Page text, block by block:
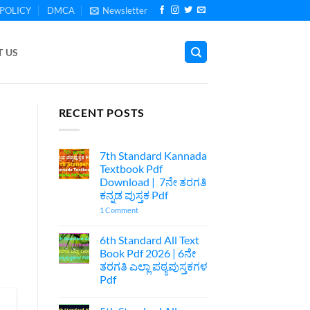
DMCA Newsletter
US
RECENT POSTS
7th Standard Kannada
Textbook Pdf
Download | 7ನೇ ತರಗತಿ
ಕನ್ನಡ ಪುಸ್ತಕ Pdf
1 Commenton
Kannada
Textbook
Pdf
Download
|
ಪುಸ್ತಕ
6th Standard All Text
Book Pdf 2026 | 6ನೇ
ತರಗತಿ ಎಲ್ಲಾ ಪಠ್ಯಪುಸ್ತಕಗಳ
Pdf